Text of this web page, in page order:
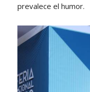
prevalece el humor.